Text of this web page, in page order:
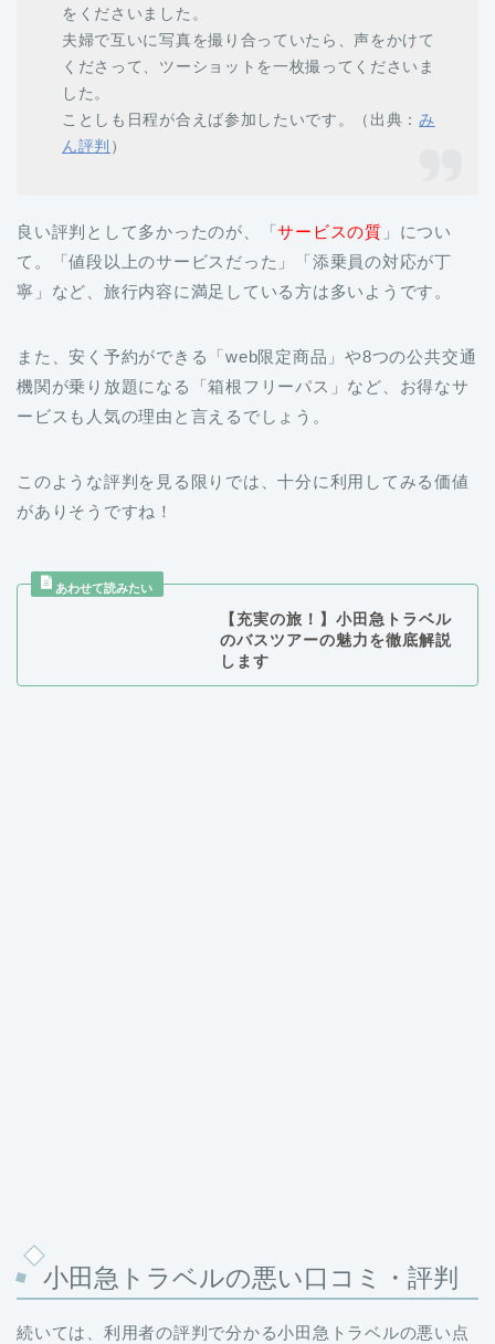
をくださいました。
夫婦で互いに写真を撮り合っていたら、声をかけて
くださって、ツーショットを一枚撮ってくださいま
した。
ことしも日程が合えば参加したいです。（出典：み
ん評判 ）
良い評判として多かったのが、「サービスの質 」につい
て。「値段以上のサービスだった」「添乗員の対応が丁
寧」など、旅行内容に満足している方は多いようです。
また、安く予約ができる「web限定商品」や8つの公共交通
機関が乗り放題になる「箱根フリーパス」など、お得なサ
ービスも人気の理由と言えるでしょう。
このような評判を見る限りでは、十分に利用してみる価値
がありそうですね！
【充実の旅！】小田急トラベル
のバスツアーの魅力を徹底解説
します
小田急トラベルの悪い口コミ・評判
続いては、利用者の評判で分かる小田急トラベルの悪い点